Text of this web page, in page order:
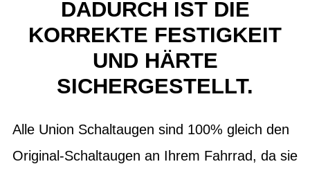
DADURCH IST DIE
KORREKTE FESTIGKEIT
UND HÄRTE
SICHERGESTELLT.
Alle Union Schaltaugen sind 100% gleich den
Original-Schaltaugen an Ihrem Fahrrad, da sie